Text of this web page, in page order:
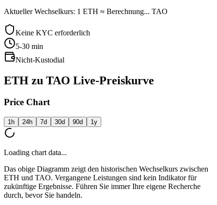
Aktueller Wechselkurs: 1 ETH ≈ Berechnung... TAO
Keine KYC erforderlich
5-30 min
Nicht-Kustodial
ETH zu TAO Live-Preiskurve
Price Chart
1h 24h 7d 30d 90d 1y
Loading chart data...
Das obige Diagramm zeigt den historischen Wechselkurs zwischen
ETH und TAO. Vergangene Leistungen sind kein Indikator für
zukünftige Ergebnisse. Führen Sie immer Ihre eigene Recherche
durch, bevor Sie handeln.